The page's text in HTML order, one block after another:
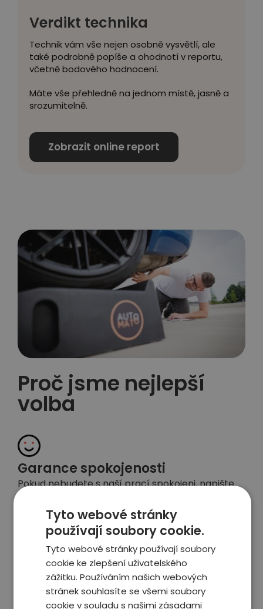
Verdikt technika
Technik vám vše nejen osobně vysvětlí, ale
také podrobně popíše a ohodnotí v reportu,
včetně bodového hodnocení.
Máte vše přehledně na jednom místě, jasně a
srozumitelně.
Zobrazit online report
Proč jsme nejlepší
volba
Garance spokojenosti
Pokud nebudete s naší prací spokojeni, napište
nám a okamžitě situaci vyřešíme
Vyjednáme slevu
Budeme za Vás vyjednávat s prodejcem slevu,
často se tak zaplatí služba sama
Tyto webové stránky
používají soubory cookie.
Tyto webové stránky používají soubory
cookie ke zlepšení uživatelského
zážitku. Používáním našich webových
stránek souhlasíte se všemi soubory
cookie v souladu s našimi zásadami